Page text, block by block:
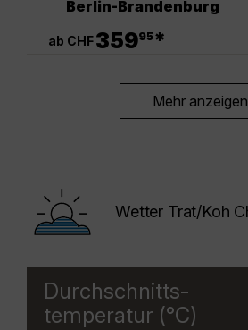
Berlin-Brandenburg
ab CHF35995*
Mehr anzeigen
Wetter Trat/Koh
Durchschnitts-
temperatur (°C)